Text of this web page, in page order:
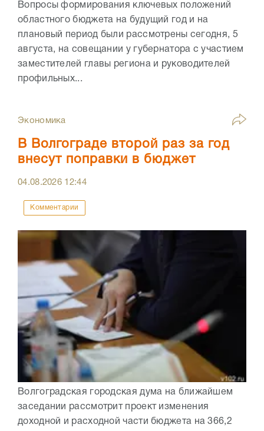
Вопросы формирования ключевых положений
областного бюджета на будущий год и на
плановый период были рассмотрены сегодня, 5
августа, на совещании у губернатора с участием
заместителей главы региона и руководителей
профильных...
Экономика
В Волгограде второй раз за год
внесут поправки в бюджет
04.08.2026 12:44
Комментарии
Волгоградская городская дума на ближайшем
заседании рассмотрит проект изменения
доходной и расходной части бюджета на 366,2